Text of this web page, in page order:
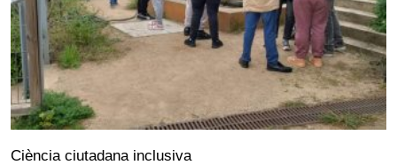
Ciència ciutadana inclusiva